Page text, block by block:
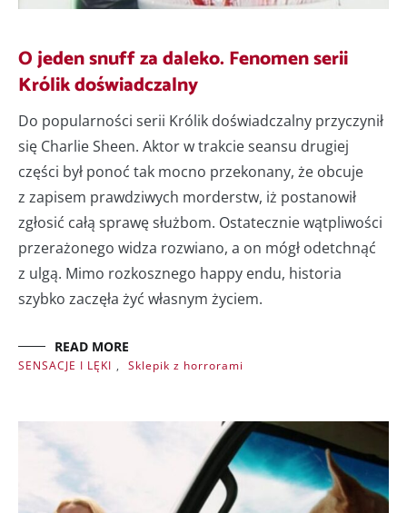
O jeden snuff za daleko. Fenomen serii
Królik doświadczalny
Do popularności serii Królik doświadczalny przyczynił
się Charlie Sheen. Aktor w trakcie seansu drugiej
części był ponoć tak mocno przekonany, że obcuje
z zapisem prawdziwych morderstw, iż postanowił
zgłosić całą sprawę służbom. Ostatecznie wątpliwości
przerażonego widza rozwiano, a on mógł odetchnąć
z ulgą. Mimo rozkosznego happy endu, historia
szybko zaczęła żyć własnym życiem.
READ MORE
SENSACJE I LĘKI , Sklepik z horrorami